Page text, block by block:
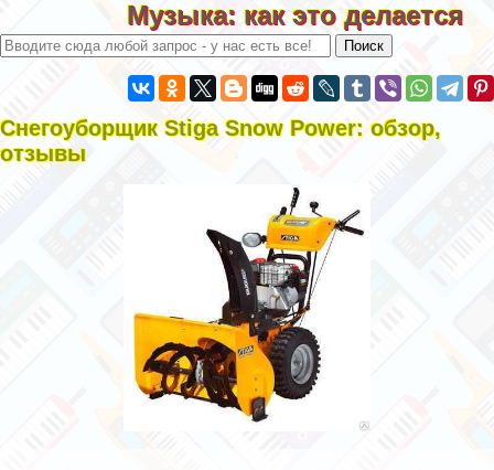
Музыка: как это делается
Снегоуборщик Stiga Snow Power: обзор,
отзывы